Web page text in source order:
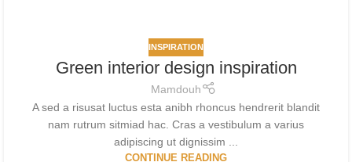
INSPIRATION
Green interior design inspiration
Mamdouh
A sed a risusat luctus esta anibh rhoncus hendrerit blandit
nam rutrum sitmiad hac. Cras a vestibulum a varius
adipiscing ut dignissim ...
CONTINUE READING